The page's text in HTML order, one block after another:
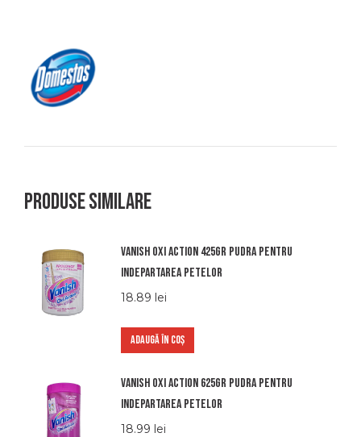
Produse similare
Vanish oxi action 425gr pudra pentru
indepartarea petelor
18.89 lei
ADAUGĂ ÎN COȘ
Vanish oxi action 625gr pudra pentru
indepartarea petelor
18.99 lei